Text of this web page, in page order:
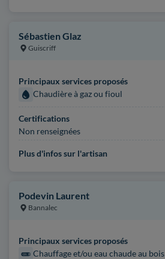
Sébastien Glaz
Guiscriff
Principaux services proposés
Chaudière à gaz ou fioul
Certifications
Non renseignées
Plus d'infos sur l'artisan
Podevin Laurent
Bannalec
Principaux services proposés
Chauffage et/ou eau chaude au bois